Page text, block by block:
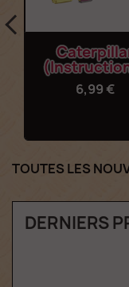
6,99 €
TOUTES LES
DERNIERS